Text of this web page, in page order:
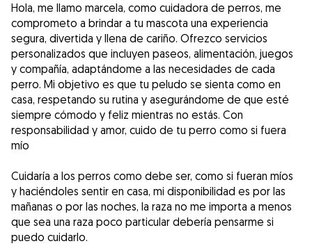
Hola, me llamo marcela, como cuidadora de perros, me
comprometo a brindar a tu mascota una experiencia
segura, divertida y llena de cariño. Ofrezco servicios
personalizados que incluyen paseos, alimentación, juegos
y compañía, adaptándome a las necesidades de cada
perro. Mi objetivo es que tu peludo se sienta como en
casa, respetando su rutina y asegurándome de que esté
siempre cómodo y feliz mientras no estás. Con
responsabilidad y amor, cuido de tu perro como si fuera
mío
Cuidaría a los perros como debe ser, como si fueran míos
y haciéndoles sentir en casa, mi disponibilidad es por las
mañanas o por las noches, la raza no me importa a menos
que sea una raza poco particular debería pensarme si
puedo cuidarlo.